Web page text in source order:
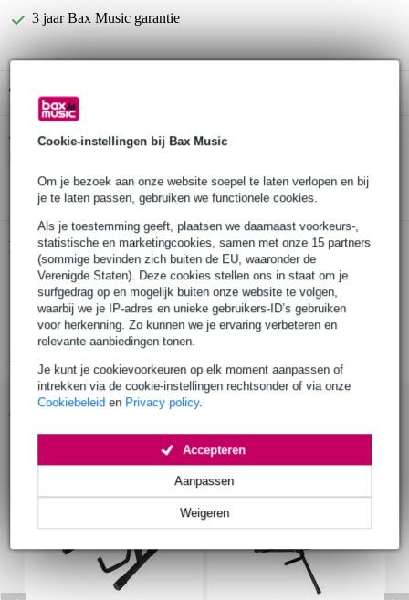
Cookie-instellingen bij Bax Music
Om je bezoek aan onze website soepel te laten verlopen en bij
je te laten passen, gebruiken we functionele cookies.
Als je toestemming geeft, plaatsen we daarnaast voorkeurs-,
statistische en marketingcookies, samen met onze 15 partners
(sommige bevinden zich buiten de EU, waaronder de
Verenigde Staten). Deze cookies stellen ons in staat om je
surfgedrag op en mogelijk buiten onze website te volgen,
waarbij we je IP-adres en unieke gebruikers-ID’s gebruiken
voor herkenning. Zo kunnen we je ervaring verbeteren en
relevante aanbiedingen tonen.
Je kunt je cookievoorkeuren op elk moment aanpassen of
intrekken via de cookie-instellingen rechtsonder of via onze
Cookiebeleid en Privacy policy.
Weigeren
Aanpassen
Accepteren
3 jaar Bax Music garantie
Twijfel je of deRotosound 66LA Swing Bass 66 set
Start de check
Productinformatie
geschikt voor 4-snarige basgitaar
diktes: 30-50-65-85
gekleurde ball-ends
Accessoires (23)